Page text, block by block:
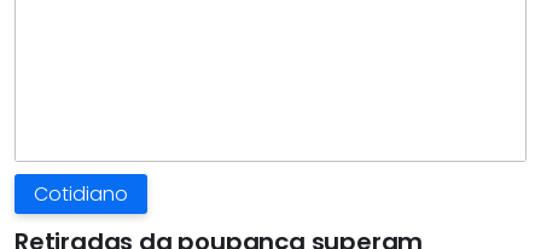
Cotidiano
Retiradas da poupança superam